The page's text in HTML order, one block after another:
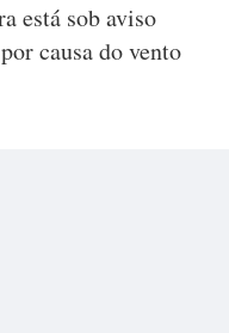
está sob aviso
causa do vento